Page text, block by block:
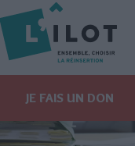
JE FAIS UN DON